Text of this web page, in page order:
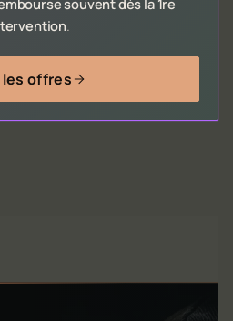
souvent dès la 1re
.
les offres